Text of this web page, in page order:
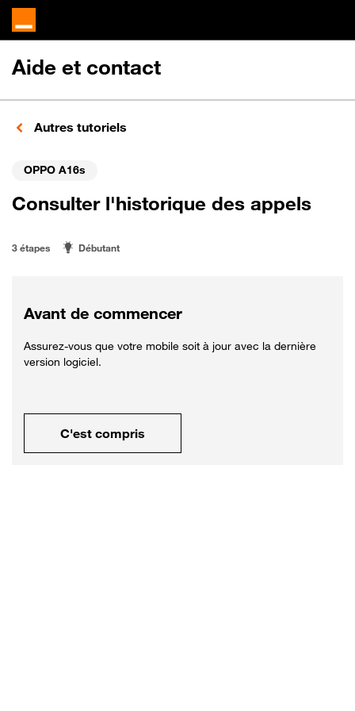
Aide et contact
Autres tutoriels
OPPO A16s
Consulter l'historique des appels
3 étapes Débutant
Avant de commencer
Assurez-vous que votre mobile soit à jour avec la dernière
version logiciel.
C'est compris